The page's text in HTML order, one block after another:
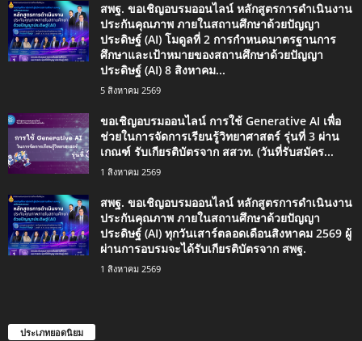
สพฐ. ขอเชิญอบรมออนไลน์ หลักสูตรการดำเนินงาน
ประกันคุณภาพ ภายในสถานศึกษาด้วยปัญญา
ประดิษฐ์ (AI) โมดูลที่ 2 การกำหนดมาตรฐานการ
ศึกษาและเป้าหมายของสถานศึกษาด้วยปัญญา
ประดิษฐ์ (AI) 8 สิงหาคม...
5 สิงหาคม 2569
ขอเชิญอบรมออนไลน์ การใช้ Generative AI เพื่อ
ช่วยในการจัดการเรียนรู้วิทยาศาสตร์ รุ่นที่ 3 ผ่าน
เกณฑ์ รับเกียรติบัตรจาก สสวท. (วันที่รับสมัคร...
1 สิงหาคม 2569
สพฐ. ขอเชิญอบรมออนไลน์ หลักสูตรการดำเนินงาน
ประกันคุณภาพ ภายในสถานศึกษาด้วยปัญญา
ประดิษฐ์ (AI) ทุกวันเสาร์ตลอดเดือนสิงหาคม 2569 ผู้
ผ่านการอบรมจะได้รับเกียรติบัตรจาก สพฐ.
1 สิงหาคม 2569
ประเภทยอดนิยม